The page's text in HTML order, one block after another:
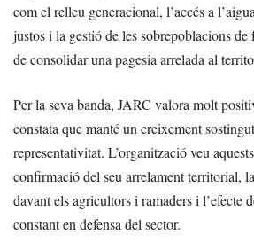
com el relleu generacional, l’accés a
justos i la gestió de les sobrepoblacions de
de consolidar una pagesia arrelada al
Per la seva banda, JARC valora molt
constata que manté un creixement
representativitat. L’organització veu
confirmació del seu arrelament territorial,
davant els agricultors i ramaders i l’efecte
constant en defensa del sector.